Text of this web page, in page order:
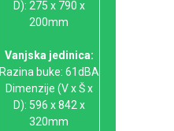
D): 275 x 790 x
200mm
Vanjska jedinica:
Razina buke: 61dBA
Dimenzije (V x Š x
D): 596 x 842 x
320mm